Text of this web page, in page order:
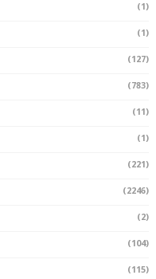
(1)
(1)
(127)
(783)
(11)
(1)
(221)
(2246)
(2)
(104)
(115)